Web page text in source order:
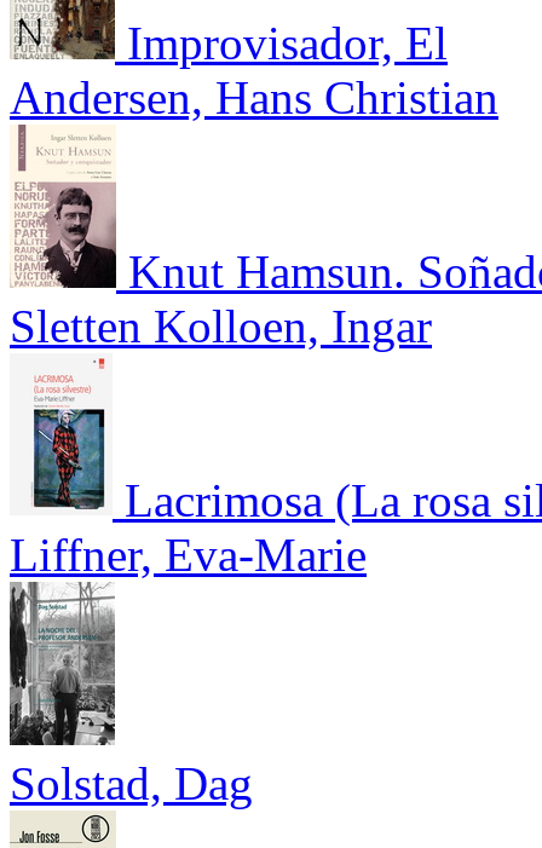
Improvisador, El
Andersen, Hans Christian
Knut Hamsun.
Sletten Kolloen, Ingar
Lacrimosa (La rosa
Liffner, Eva-Marie
Solstad, Dag